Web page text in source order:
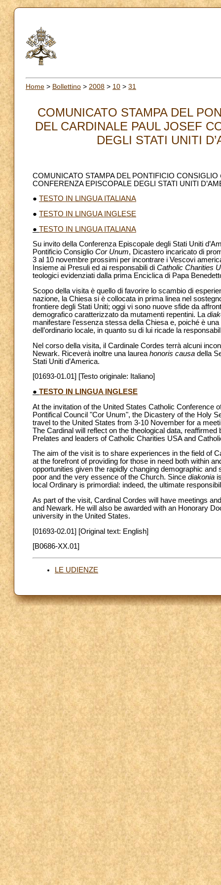
Home > Bollettino > 2008 > 10 > 31
COMUNICATO STAMPA DEL
DEL CARDINALE PAUL JOSEF
DEGLI STATI UNITI
COMUNICATO STAMPA DEL PONTIFICIO CONSIGLIO
CONFERENZA EPISCOPALE DEGLI STATI UNITI
● TESTO IN LINGUA ITALIANA
● TESTO IN LINGUA INGLESE
● TESTO IN LINGUA ITALIANA
Su invito della Conferenza Episcopale degli Stati Uniti
Pontificio Consiglio Cor Unum, Dicastero incaricato di
3 al 10 novembre prossimi per incontrare i Vescovi
Insieme ai Presuli ed ai responsabili di Catholic Charities
teologici evidenziati dalla prima Enciclica di Papa
Scopo della visita è quello di favorire lo scambio di
nazione, la Chiesa si è collocata in prima linea nel
frontiere degli Stati Uniti; oggi vi sono nuove sfide da
demografico caratterizzato da mutamenti repentini. La
manifestare l’essenza stessa della Chiesa e, poiché è
dell’ordinario locale, in quanto su di lui ricade la
Nel corso della visita, il Cardinale Cordes terrà alcuni
Newark. Riceverà inoltre una laurea honoris causa della
Stati Uniti d’America.
[01693-01.01] [Testo originale: Italiano]
● TESTO IN LINGUA INGLESE
At the invitation of the United States Catholic Conference
Pontifical Council "Cor Unum", the Dicastery of the Holy
travel to the United States from 3-10 November for a
The Cardinal will reflect on the theological data,
Prelates and leaders of Catholic Charities USA and
The aim of the visit is to share experiences in the field of
at the forefront of providing for those in need both within
opportunities given the rapidly changing demographic
poor and the very essence of the Church. Since diakonia
local Ordinary is primordial: indeed, the ultimate
As part of the visit, Cardinal Cordes will have meetings
and Newark. He will also be awarded with an Honorary
university in the United States.
[01693-02.01] [Original text: English]
[B0686-XX.01]
LE UDIENZE